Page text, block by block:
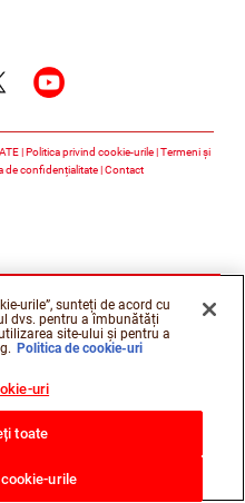
Politica privind cookie-urile Termeni și
de confidențialitate Contact
urile”, sunteți de acord cu
dvs. pentru a îmbunătăți
site-ului și pentru a
Politica de cookie-uri
uri
toate
urile